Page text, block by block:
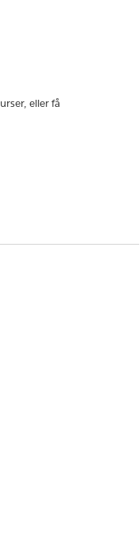
eller få